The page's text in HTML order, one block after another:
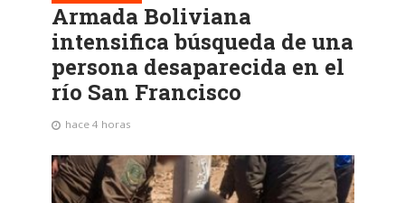
Armada Boliviana
intensifica búsqueda de una
persona desaparecida en el
río San Francisco
hace 4 horas